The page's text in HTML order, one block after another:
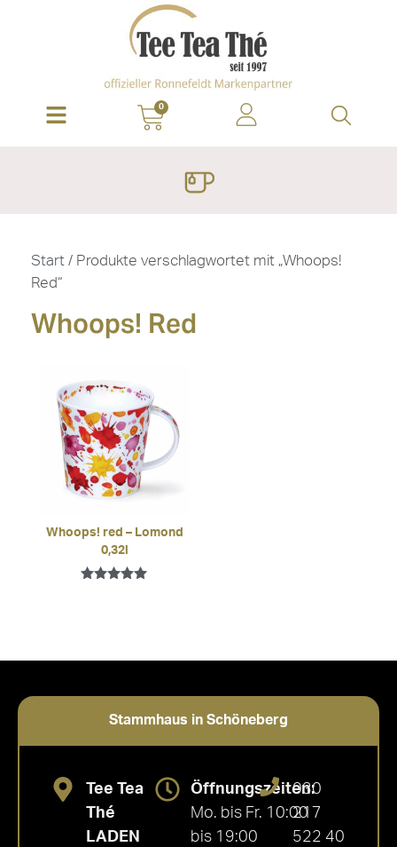
0
Start / Produkte verschlagwortet mit „Whoops!
Red“
Whoops! Red
Whoops! red – Lomond
0,32l
Stammhaus in Schöneberg
Tee Tea
Thé
LADEN
Öffnungszeiten:
Mo. bis Fr. 10:00
bis 19:00
030
217
522 40